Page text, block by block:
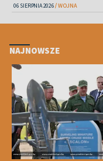
06 SIERPNIA 2026 WOJNA
NAJNOWSZE